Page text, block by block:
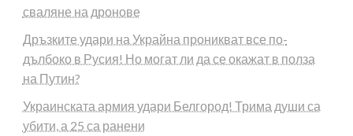
сваляне на дронове
Дръзките удари на Украйна проникват все по-
дълбоко в Русия! Но могат ли да се окажат в полза
на Путин?
Украинската армия удари Белгород! Трима души са
убити, а 25 са ранени